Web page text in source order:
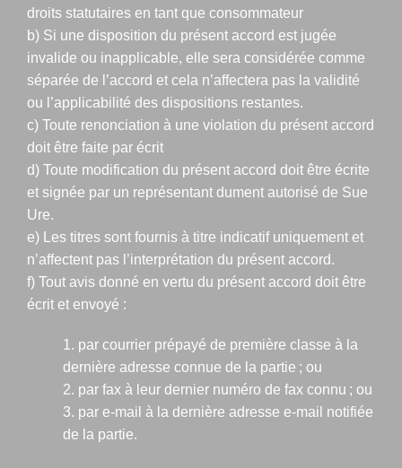
droits statutaires en tant que consommateur
b) Si une disposition du présent accord est jugée
invalide ou inapplicable, elle sera considérée comme
séparée de l’accord et cela n’affectera pas la validité
ou l’applicabilité des dispositions restantes.
c) Toute renonciation à une violation du présent accord
doit être faite par écrit
d) Toute modification du présent accord doit être écrite
et signée par un représentant dument autorisé de Sue
Ure.
e) Les titres sont fournis à titre indicatif uniquement et
n’affectent pas l’interprétation du présent accord.
f) Tout avis donné en vertu du présent accord doit être
écrit et envoyé :
1. par courrier prépayé de première classe à la
dernière adresse connue de la partie ; ou
2. par fax à leur dernier numéro de fax connu ; ou
3. par e-mail à la dernière adresse e-mail notifiée
de la partie.